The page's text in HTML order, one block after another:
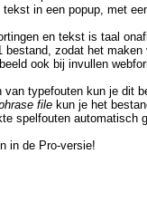
in een popup, met
en tekst is taal
zodat het
ook bij invullen
typefouten kun je dit
file kun je het
spelfouten automatisch
in de Pro-versie!